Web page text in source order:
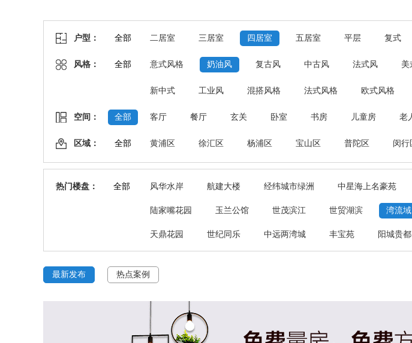
户型： 全部 二居室 三居室 四居室 五居室 平层 复式
风格： 全部 意式风格 奶油风 复古风 中古风 法式风 美
新中式 工业风 混搭风格 法式风格 欧式风格
空间： 全部 客厅 餐厅 玄关 卧室 书房 儿童房 老
区域： 全部 黄浦区 徐汇区 杨浦区 宝山区 普陀区 闵行
热门楼盘： 全部 风华水岸 航建大楼 经纬城市绿洲 中星海上名豪苑
陆家嘴花园 玉兰公馆 世茂滨江 世贸湖滨 湾流域
天鼎花园 世纪同乐 中远两湾城 丰宝苑 阳城贵都
最新发布 热点案例